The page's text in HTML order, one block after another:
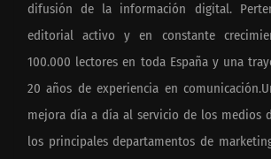
difusión de la información digital.
editorial activo y en constante
100.000 lectores en toda España y una
20 años de experiencia en
mejora día a día al servicio de los medios
los principales departamentos de